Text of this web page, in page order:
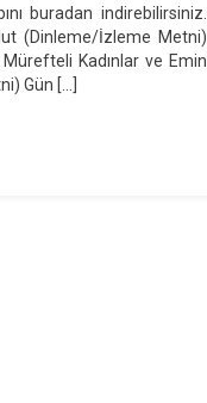
buradan indirebilirsiniz.
(Dinleme/İzleme Metni)
Kadınlar ve Emin
Gün […]